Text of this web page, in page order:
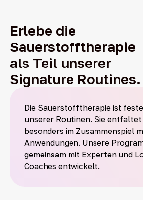
Erlebe die
Sauerstofftherapie
als Teil unserer
Signature Routines.
Die Sauerstofftherapie ist
unserer Routinen. Sie entfaltet
besonders im Zusammenspiel
Anwendungen. Unsere
gemeinsam mit Experten und
Coaches entwickelt.